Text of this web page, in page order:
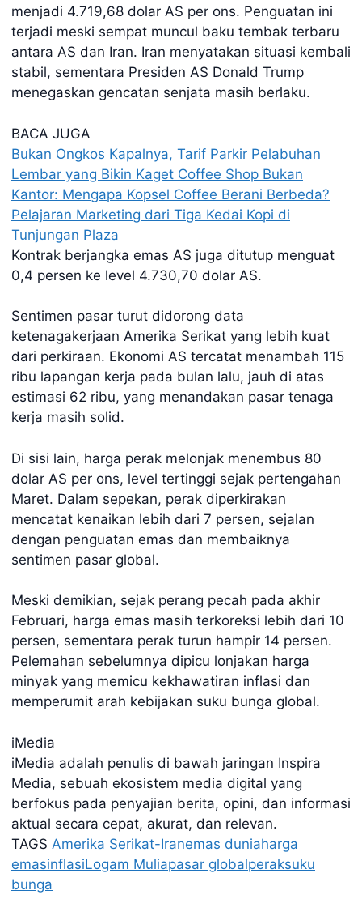
menjadi 4.719,68 dolar AS per ons. Penguatan ini
terjadi meski sempat muncul baku tembak terbaru
antara AS dan Iran. Iran menyatakan situasi kembali
stabil, sementara Presiden AS Donald Trump
menegaskan gencatan senjata masih berlaku.
BACA JUGA
Bukan Ongkos Kapalnya, Tarif Parkir Pelabuhan
Lembar yang Bikin Kaget Coffee Shop Bukan
Kantor: Mengapa Kopsel Coffee Berani Berbeda?
Pelajaran Marketing dari Tiga Kedai Kopi di
Tunjungan Plaza
Kontrak berjangka emas AS juga ditutup menguat
0,4 persen ke level 4.730,70 dolar AS.
Sentimen pasar turut didorong data
ketenagakerjaan Amerika Serikat yang lebih kuat
dari perkiraan. Ekonomi AS tercatat menambah 115
ribu lapangan kerja pada bulan lalu, jauh di atas
estimasi 62 ribu, yang menandakan pasar tenaga
kerja masih solid.
Di sisi lain, harga perak melonjak menembus 80
dolar AS per ons, level tertinggi sejak pertengahan
Maret. Dalam sepekan, perak diperkirakan
mencatat kenaikan lebih dari 7 persen, sejalan
dengan penguatan emas dan membaiknya
sentimen pasar global.
Meski demikian, sejak perang pecah pada akhir
Februari, harga emas masih terkoreksi lebih dari 10
persen, sementara perak turun hampir 14 persen.
Pelemahan sebelumnya dipicu lonjakan harga
minyak yang memicu kekhawatiran inflasi dan
memperumit arah kebijakan suku bunga global.
iMedia
iMedia adalah penulis di bawah jaringan Inspira
Media, sebuah ekosistem media digital yang
berfokus pada penyajian berita, opini, dan informasi
aktual secara cepat, akurat, dan relevan.
TAGS Amerika Serikat-Iranemas duniaharga
emasinflasiLogam Muliapasar globalperaksuku
bunga